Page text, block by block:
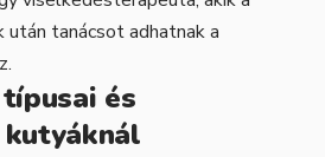
tanácsot adhatnak a
és